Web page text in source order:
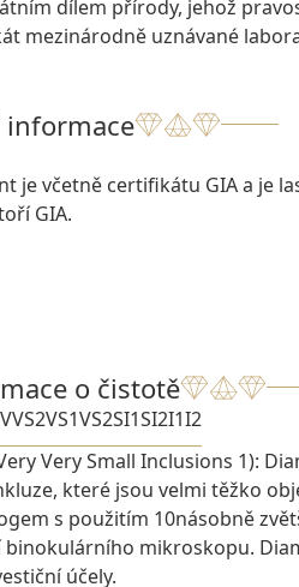
dílem přírody, jehož
mezinárodně uznávané
informace
je včetně certifikátu GIA a je
GIA.
o čistotě
VVS2VS1VS2SI1SI2I1I2
Very Small Inclusions 1):
které jsou velmi těžko
s použitím 10násobně
mikroskopu.
účely.